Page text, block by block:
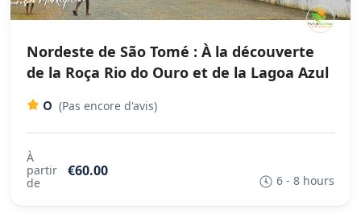
Nordeste de São Tomé : À la découverte
de la Roça Rio do Ouro et de la Lagoa Azul
0 (Pas encore d'avis)
À
partir
de
€60.00
6 - 8 hours